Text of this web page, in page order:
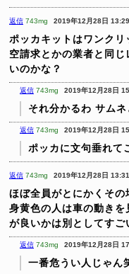
返信 743mg 2019年12月28日 13:29
ポッカキットはワンクリ
空請求とかの業者と同
いのかな？
返信 743mg 2019年12月28日
それ分かるわ サムネ
返信 743mg 2019年12月28日
ポッカに文句垂れて
返信 743mg 2019年12月28日 13:31
ほぼ全員がとにかくそ
身黄色の人は車の動き
が良いかは別としてすご
返信 743mg 2019年12月28日
一番危うい人じゃん